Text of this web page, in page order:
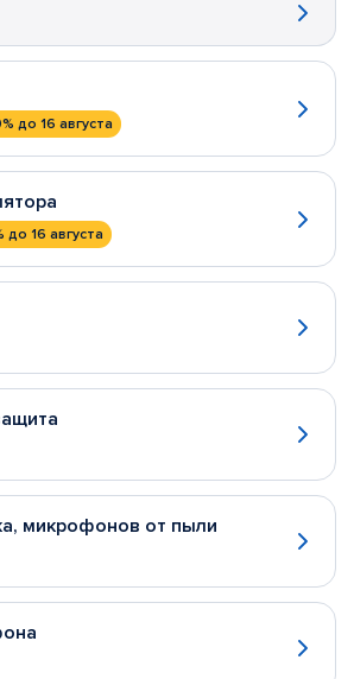
до 16 августа
до 16 августа
микрофонов от пыли